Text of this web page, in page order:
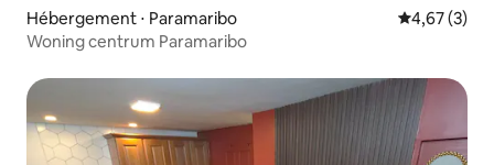
Hébergement ⋅ Paramaribo Évaluation
4,67 (3)
Woning centrum Paramaribo